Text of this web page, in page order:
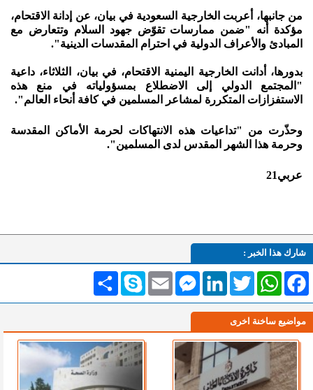
من جانبها، أعربت الخارجية السعودية في بيان، عن إدانة الاقتحام،
مؤكدة أنه "ضمن ممارسات تقوّض جهود السلام وتتعارض مع
المبادئ والأعراف الدولية في احترام المقدسات الدينية".
بدورها، أدانت الخارجية اليمنية الاقتحام، في بيان، الثلاثاء، داعية
"المجتمع الدولي إلى الاضطلاع بمسؤولياته في منع هذه
الاستفزازات المتكررة لمشاعر المسلمين في كافة أنحاء العالم".
وحذّرت من "تداعيات هذه الانتهاكات لحرمة الأماكن المقدسة
وحرمة هذا الشهر المقدس لدى المسلمين".
عربي21
شارك هذا الخبر :
انشر Skype Email
MessengerLinkedInTwitterWhatsAppFacebook
مواضيع ساخنة اخرى